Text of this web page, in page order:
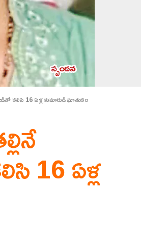
కలిసి 16 ఏళ్ల కుమారుడి ఘాతుకం
16 ఏళ్ల